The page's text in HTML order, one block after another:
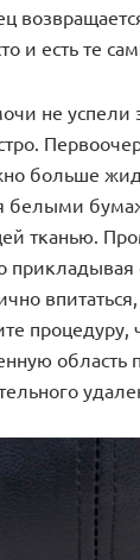
и есть те
не успели
больше
белыми
тканью.
область